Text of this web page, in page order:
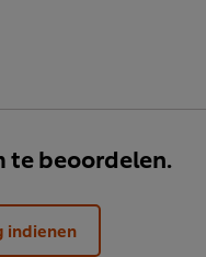
te beoordelen.
indienen